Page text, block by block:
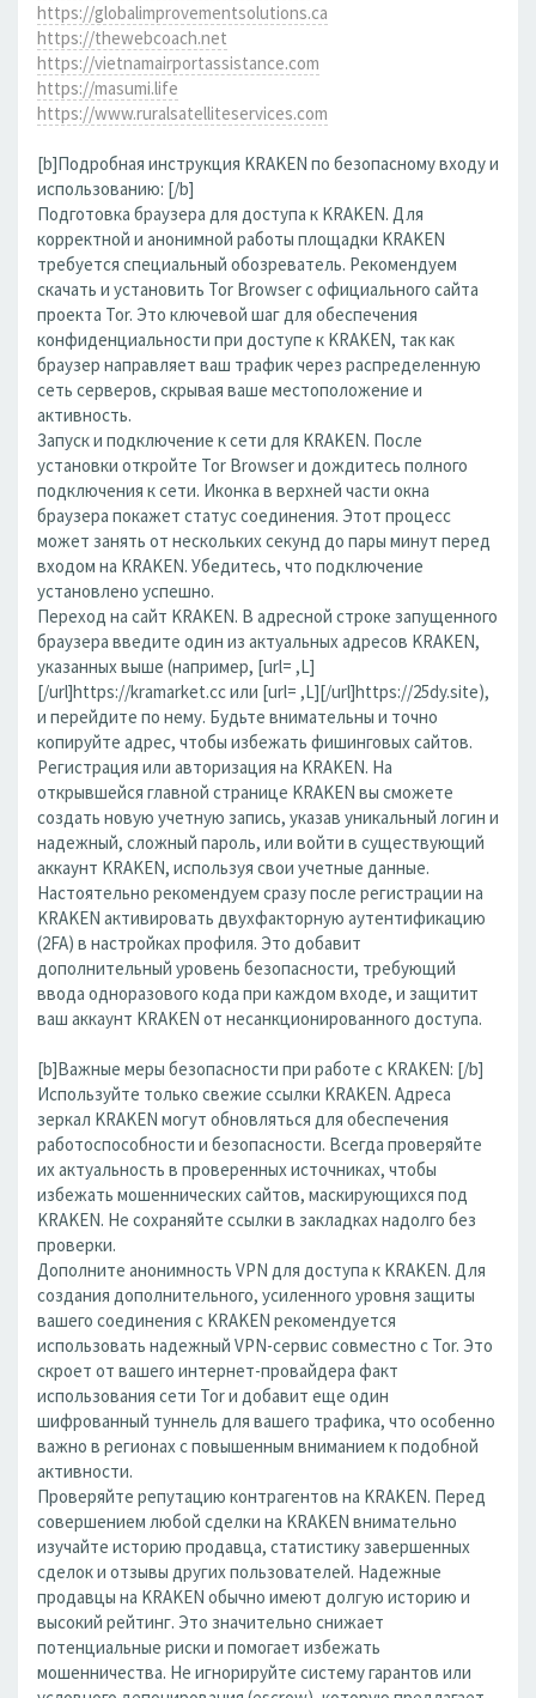
https://globalimprovementsolutions.ca
https://thewebcoach.net
https://vietnamairportassistance.com
https://masumi.life
https://www.ruralsatelliteservices.com
[b]Подробная инструкция KRAKEN по безопасному входу и
использованию: [/b]
Подготовка браузера для доступа к KRAKEN. Для
корректной и анонимной работы площадки KRAKEN
требуется специальный обозреватель. Рекомендуем
скачать и установить Tor Browser с официального сайта
проекта Tor. Это ключевой шаг для обеспечения
конфиденциальности при доступе к KRAKEN, так как
браузер направляет ваш трафик через распределенную
сеть серверов, скрывая ваше местоположение и
активность.
Запуск и подключение к сети для KRAKEN. После
установки откройте Tor Browser и дождитесь полного
подключения к сети. Иконка в верхней части окна
браузера покажет статус соединения. Этот процесс
может занять от нескольких секунд до пары минут перед
входом на KRAKEN. Убедитесь, что подключение
установлено успешно.
Переход на сайт KRAKEN. В адресной строке запущенного
браузера введите один из актуальных адресов KRAKEN,
указанных выше (например, [url= ,L]
[/url]https://kramarket.cc или [url= ,L][/url]https://25dy.site),
и перейдите по нему. Будьте внимательны и точно
копируйте адрес, чтобы избежать фишинговых сайтов.
Регистрация или авторизация на KRAKEN. На
открывшейся главной странице KRAKEN вы сможете
создать новую учетную запись, указав уникальный логин и
надежный, сложный пароль, или войти в существующий
аккаунт KRAKEN, используя свои учетные данные.
Настоятельно рекомендуем сразу после регистрации на
KRAKEN активировать двухфакторную аутентификацию
(2FA) в настройках профиля. Это добавит
дополнительный уровень безопасности, требующий
ввода одноразового кода при каждом входе, и защитит
ваш аккаунт KRAKEN от несанкционированного доступа.
[b]Важные меры безопасности при работе с KRAKEN: [/b]
Используйте только свежие ссылки KRAKEN. Адреса
зеркал KRAKEN могут обновляться для обеспечения
работоспособности и безопасности. Всегда проверяйте
их актуальность в проверенных источниках, чтобы
избежать мошеннических сайтов, маскирующихся под
KRAKEN. Не сохраняйте ссылки в закладках надолго без
проверки.
Дополните анонимность VPN для доступа к KRAKEN. Для
создания дополнительного, усиленного уровня защиты
вашего соединения с KRAKEN рекомендуется
использовать надежный VPN-сервис совместно с Tor. Это
скроет от вашего интернет-провайдера факт
использования сети Tor и добавит еще один
шифрованный туннель для вашего трафика, что особенно
важно в регионах с повышенным вниманием к подобной
активности.
Проверяйте репутацию контрагентов на KRAKEN. Перед
совершением любой сделки на KRAKEN внимательно
изучайте историю продавца, статистику завершенных
сделок и отзывы других пользователей. Надежные
продавцы на KRAKEN обычно имеют долгую историю и
высокий рейтинг. Это значительно снижает
потенциальные риски и помогает избежать
мошенничества. Не игнорируйте систему гарантов или